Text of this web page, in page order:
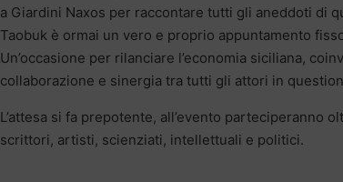
a Giardini Naxos per raccontare tutti gli aneddoti di
Taobuk è ormai un vero e proprio appuntamento
Un’occasione per rilanciare l’economia siciliana,
collaborazione e sinergia tra tutti gli attori in
L’attesa si fa prepotente, all’evento parteciperanno
scrittori, artisti, scienziati, intellettuali e politici.